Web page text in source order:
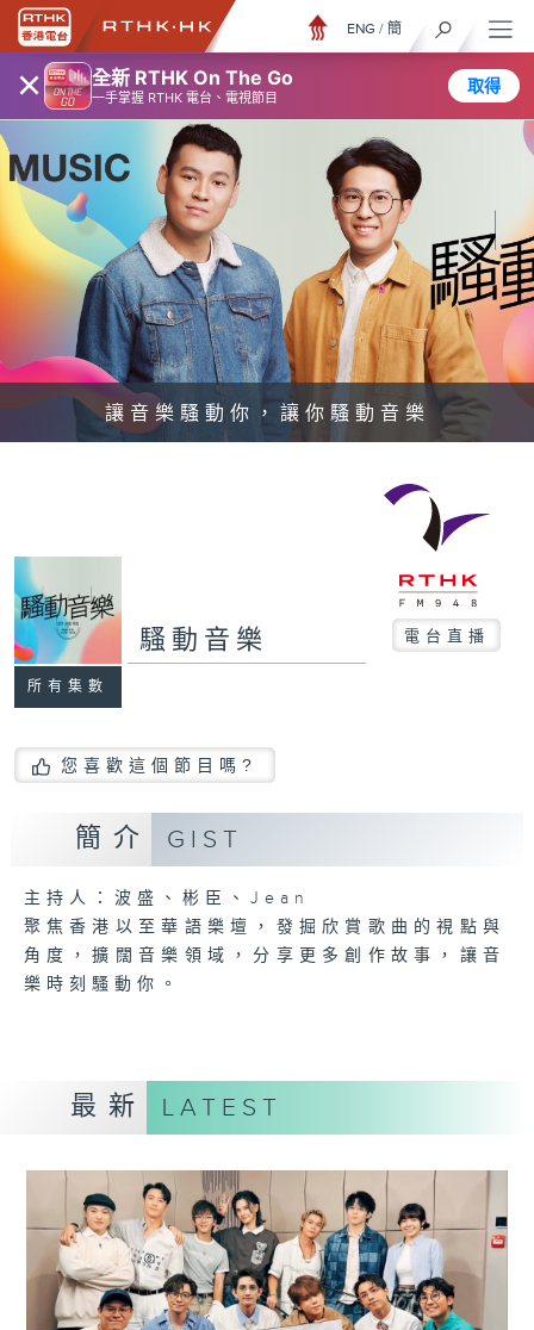
× 全新 RTHK On The Go
一手掌握 RTHK 電台、電視節目
取得
ENG / 簡
讓音樂騷動你，讓你騷動音樂
所有集數
騷動音樂 電台直播
您喜歡這個節目嗎?
簡介 GIST
主持人：波盛、彬臣、Jean
聚焦香港以至華語樂壇，發掘欣賞歌曲的視點與
角度，擴闊音樂領域，分享更多創作故事，讓音
樂時刻騷動你。
最新 LATEST